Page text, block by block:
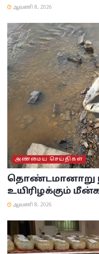
ஆவணி 8, 2026
அண்மைய செய்திகள்
தொண்டமானாறு
உயிரிழக்கும்
ஆவணி 8, 2026